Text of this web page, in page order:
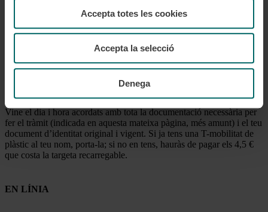
Accepta totes les cookies
Accepta la selecció
Denega
ElCentre T-mobilitat, a Barcelona-L'Hospitalet.Pots
demanar cita prèviaper assegurar-te una atenció ràpida. Pots
venir sense cita, però és probable que hagis d’esperar més
L'oficina de l'AMTU, a Granollers, a on pots anar sense cita
2. Porta tota la documentació i marxa amb la T-verda
Vine el dia i hora acordats amb tota la documentació necessària per
fer el tràmit (indicada en aquesta mateixa pàgina, més amunt) i el teu
document d’identitat original i vigent. Si ja tens una T-mobilitat de
plàstic al teu nom, porta-la; si no en tens, hauràs de pagar els 4,5 €
que costa la targeta recarregable.
EN LÍNIA